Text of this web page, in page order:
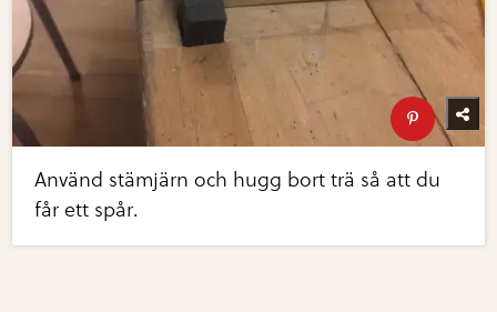
Använd stämjärn och hugg bort trä så att du
får ett spår.